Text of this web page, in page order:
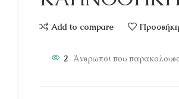
Add to compare Προσθήκη
2 Άνθρωποι που